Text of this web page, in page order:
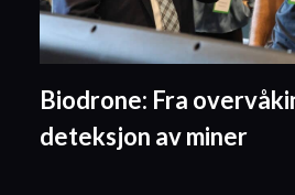
Biodrone: Fra
deteksjon av miner